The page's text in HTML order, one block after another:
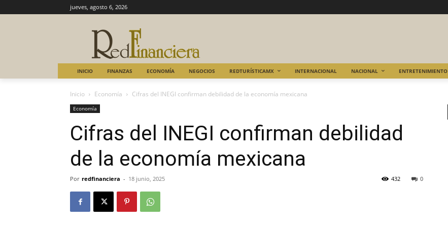
jueves, agosto 6, 2026
INICIO FINANZAS ECONOMÍA NEGOCIOS REDTURÍSTICAMX INTERNACIONAL NACIONAL ENTRETENIMIENTO
Inicio Economía Cifras del INEGI confirman debilidad de la economía mexicana
Economía
Cifras del INEGI confirman debilidad
de la economía mexicana
Por redfinanciera - 18 junio, 2025 0
432